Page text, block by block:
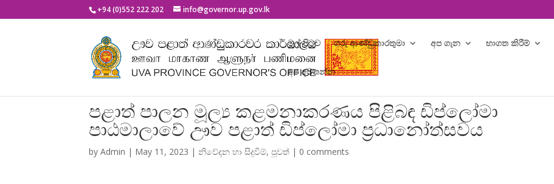
+94 (0)552 222 202 info@governor.up.gov.lk
මුල් පිටුව ගරු ආණ්ඩුකාරතුමා අප ගැන භාගත කිරීම්
අප අමතන්න
පළාත් පාලන මූල්‍ය කළමනාකරණය පිළිබඳ ඩිප්ලෝමා
පාඨමාලාවේ ඌව පළාත් ඩිප්ලෝමා ප්‍රධානෝත්සවය
byAdmin | May 11, 2023 |නිවේදන හා සිදුවීම්,පුවත් | 0 comments